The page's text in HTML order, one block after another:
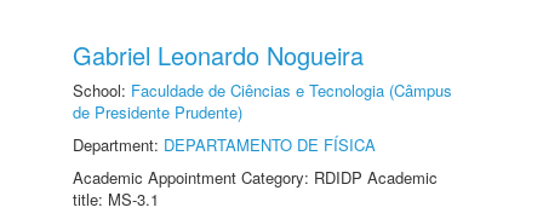
Gabriel Leonardo Nogueira
School: Faculdade de Ciências e Tecnologia (Câmpus
de Presidente Prudente)
Department: DEPARTAMENTO DE FÍSICA
Academic Appointment Category: RDIDP Academic
title: MS-3.1